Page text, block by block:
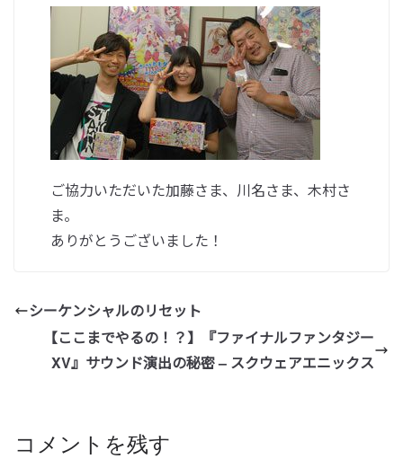
ご協力いただいた加藤さま、川名さま、木村さ
ま。
ありがとうございました！
シーケンシャルのリセット
【ここまでやるの！？】『ファイナルファンタジー
XV』サウンド演出の秘密 – スクウェアエニックス
コメントを残す